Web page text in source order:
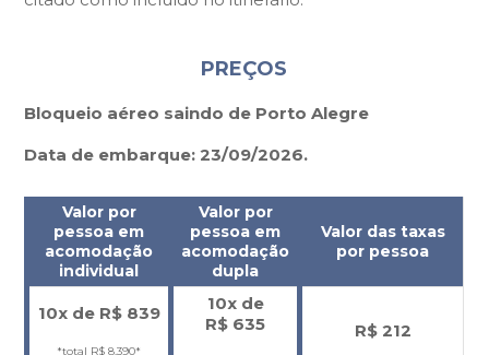
PREÇOS
Bloqueio aéreo saindo de Porto Alegre
Data de embarque: 23/09/2026.
Valor por
pessoa em
acomodação
individual
Valor por
pessoa em
acomodação
dupla
Valor das taxas
por pessoa
10x de R$ 839
*total R$ 8.390*
10x de
R$ 635 R$ 212